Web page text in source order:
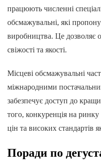
працюють численні
обсмажувальні, які
виробництва. Це дозволяє
свіжості та якості.
Місцеві обсмажувальні
міжнародними
забезпечує доступ до
того, конкуренція на
цін та високих стандартів
Поради по